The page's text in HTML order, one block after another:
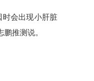
时会出现小肝脏
推测说。